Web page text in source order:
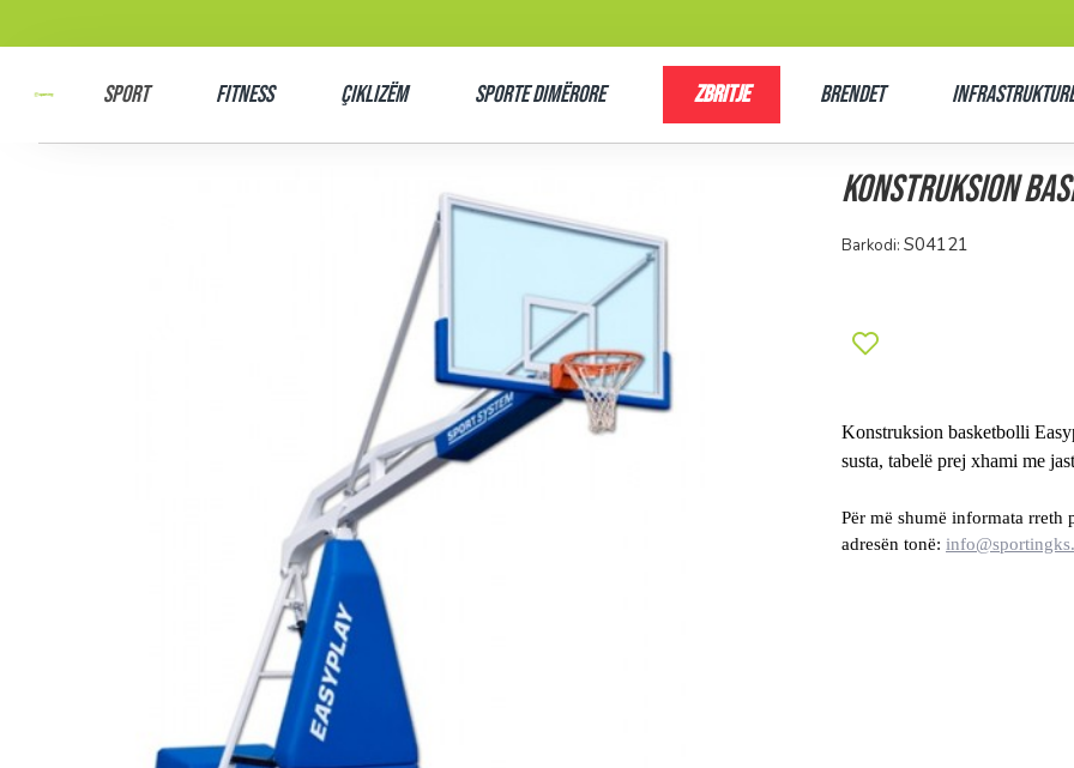
SPORT Fitness Çiklizëm Sporte Dimërore Zbritje Brendet
Konstruksion
Barkodi: S04121
Konstruksion basketbolli
susta, tabelë prej xhami me
Për më shumë informata
adresën tonë: